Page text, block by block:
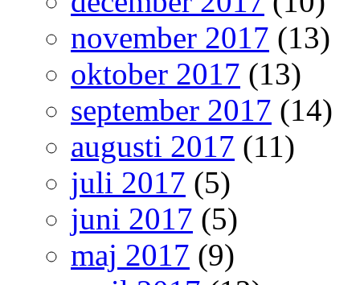
november 2017 (13)
oktober 2017 (13)
september 2017 (14)
augusti 2017 (11)
juli 2017 (5)
juni 2017 (5)
maj 2017 (9)